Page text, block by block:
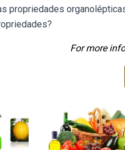
propriedades
For more